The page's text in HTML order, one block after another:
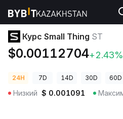
Цены криптовалют Курс Small
Курс Small Thing ST
$0.00112704+2.43%
24H 7D 14D 30D 60D
Низкий $ 0.001091